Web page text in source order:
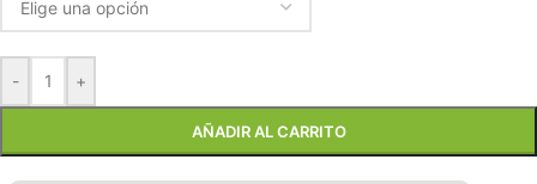
- +
AÑADIR AL CARRITO